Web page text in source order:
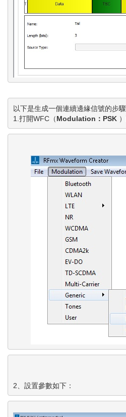
以下是生成一個連續邊緣信號的步驟
1.打開WFC（Modulation：PSK